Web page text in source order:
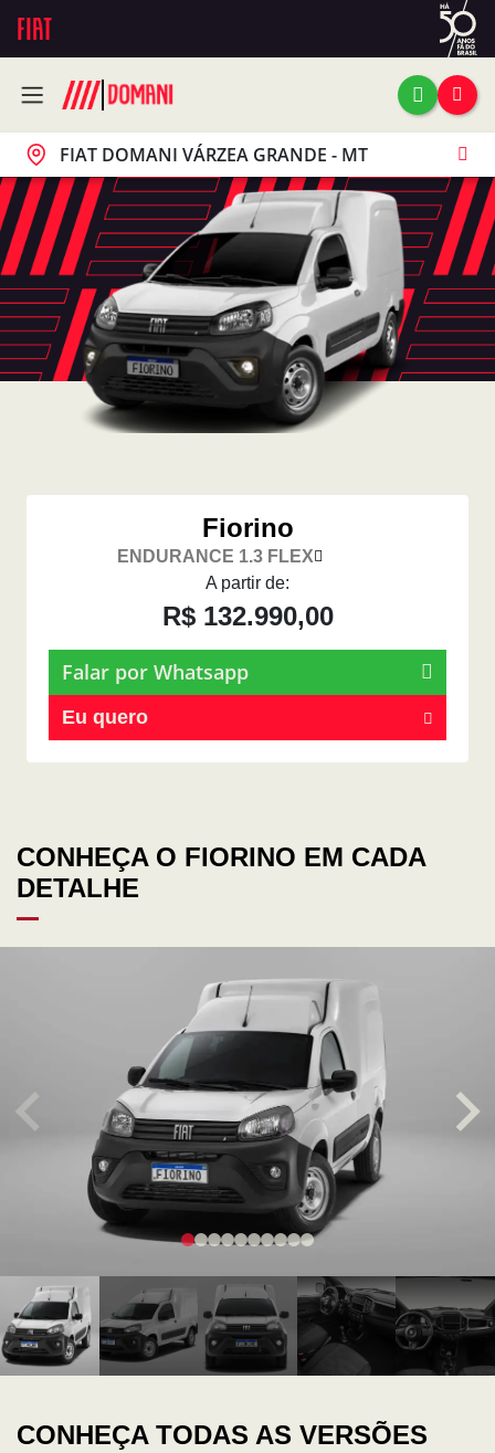
FIAT DOMANI VÁRZEA GRANDE - MT
Fiorino
ENDURANCE 1.3 FLEX
A partir de:
R$ 132.990,00
Falar por Whatsapp
Eu quero
CONHEÇA O FIORINO EM CADA
DETALHE
CONHEÇA TODAS AS VERSÕES